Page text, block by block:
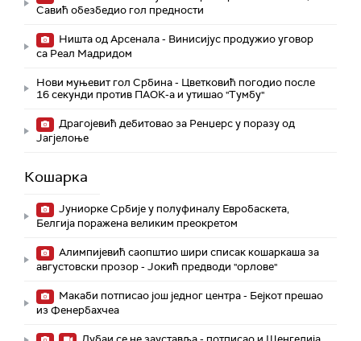
Савић обезбедио гол предности
Ништа од Арсенала - Винисијус продужио уговор
са Реал Мадридом
Нови муњевит гол Србина - Цветковић погодио после
16 секунди против ПАОК-а и утишао "Тумбу"
Драгојевић дебитовао за Ренџерс у поразу од
Јагјелоње
Кошарка
Јуниорке Србије у полуфиналу Евробаскета,
Белгија поражена великим преокретом
Алимпијевић саопштио шири списак кошаркаша за
августовски прозор - Јокић предводи "орлове"
Макаби потписао још једног центра - Бејкот прешао
из Фенербахчеа